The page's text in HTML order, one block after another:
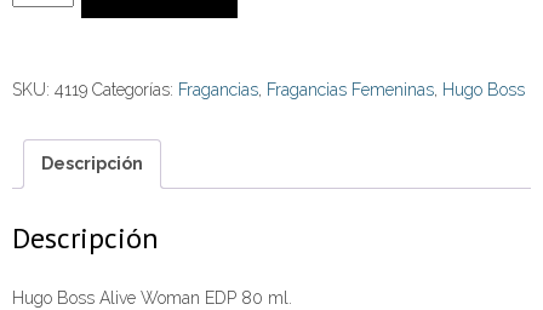
EDP
cantidad
SKU: 4119 Categorías: Fragancias Fragancias Femeninas Hugo Boss
Descripción
Descripción
Hugo Boss Alive Woman EDP 80 ml.